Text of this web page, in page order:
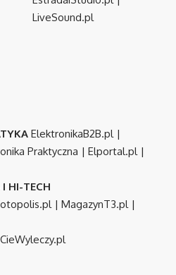
LiveSound.pl
ElektronikaB2B.pl |
Praktyczna | Elportal.pl |
I HI-TECH
| MagazynT3.pl |